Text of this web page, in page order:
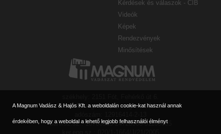
Kérdések és válaszok - CIB
Videók
Képek
Rendezvények
Minősítések
e-mail: magnumbp@magnum90.hu
banksz.sz.: 10700323-24728308-51100005
A Magnum Vadász & Hajós Kft. a weboldalán cookie-kat használ annak
érdekében, hogy a weboldal a lehető legjobb felhasználói élményt